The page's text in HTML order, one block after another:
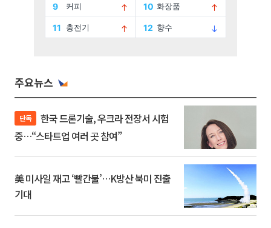
주요뉴스
단독
중…“스타트업 여러 곳 참여”
美 미사일 재고 ‘빨간불’…K방산 북미 진출
기대